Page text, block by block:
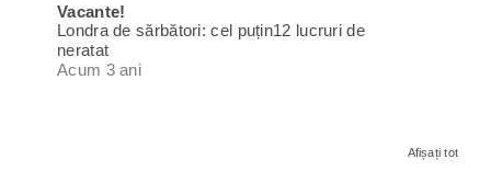
Vacante!
Londra de sărbători: cel puțin12 lucruri de
neratat
Acum 3 ani
Afișați tot